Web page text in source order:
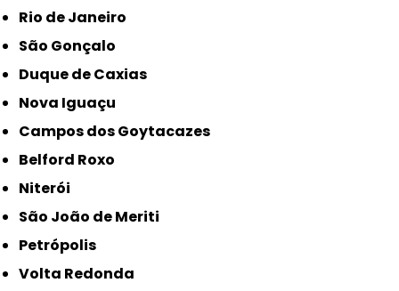
Rio de Janeiro
São Gonçalo
Duque de Caxias
Nova Iguaçu
Campos dos Goytacazes
Belford Roxo
Niterói
São João de Meriti
Petrópolis
Volta Redonda